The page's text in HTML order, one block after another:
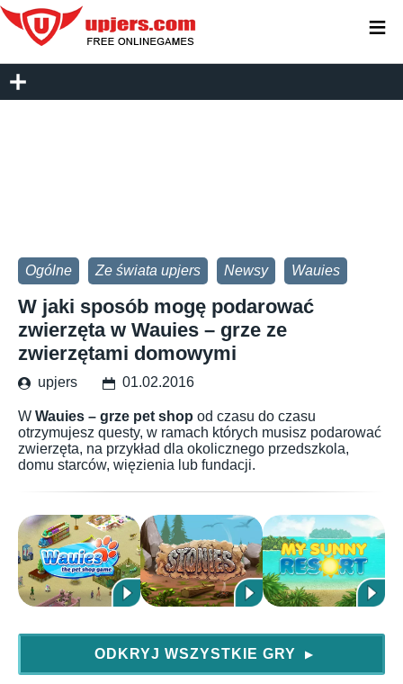
Ogólne Ze świata upjers Newsy Wauies
W jaki sposób mogę podarować
zwierzęta w Wauies – grze ze
zwierzętami domowymi
upjers 01.02.2016
W Wauies – grze pet shop od czasu do czasu
otrzymujesz questy, w ramach których musisz podarować
zwierzęta, na przykład dla okolicznego przedszkola,
domu starców, więzienia lub fundacji.
ODKRYJ WSZYSTKIE GRY ▶
≡